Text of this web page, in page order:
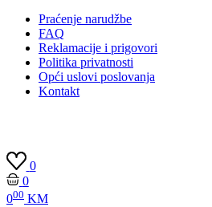
Praćenje narudžbe
FAQ
Reklamacije i prigovori
Politika privatnosti
Opći uslovi poslovanja
Kontakt
0
0
000 KM